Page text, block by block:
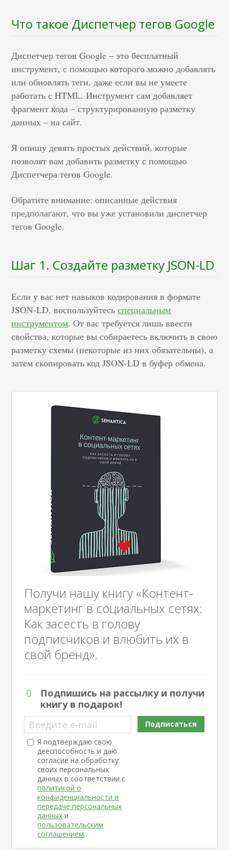
Что такое Диспетчер тегов Google
Диспетчер тегов Google – это бесплатный
инструмент, с помощью которого можно добавлять
или обновлять теги, даже если вы не умеете
работать с HTML. Инструмент сам добавляет
фрагмент кода – структурированную разметку
данных – на сайт.
Я опишу девять простых действий, которые
позволят вам добавить разметку с помощью
Диспетчера тегов Google.
Обратите внимание: описанные действия
предполагают, что вы уже установили диспетчер
тегов Google.
Шаг 1. Создайте разметку JSON-LD
Если у вас нет навыков кодирования в формате
JSON-LD, воспользуйтесьспециальным
инструментом. От вас требуется лишь ввести
свойства, которые вы собираетесь включить в свою
разметку схемы (некоторые из них обязательны), а
затем скопировать код JSON-LD в буфер обмена.
Получи нашу книгу «Контент-
маркетинг в социальных сетях:
Как засесть в голову
подписчиков и влюбить их в
свой бренд».
Подпишись на рассылку и получи
книгу в подарок!
Введите e-mail
Я подтверждаю свою
дееспособность и даю
согласие на обработку
своих персональных
данных в соответствии с
политикой о
конфиденциальности и
передаче персональных
данных и
пользовательским
соглашением.
Подписаться